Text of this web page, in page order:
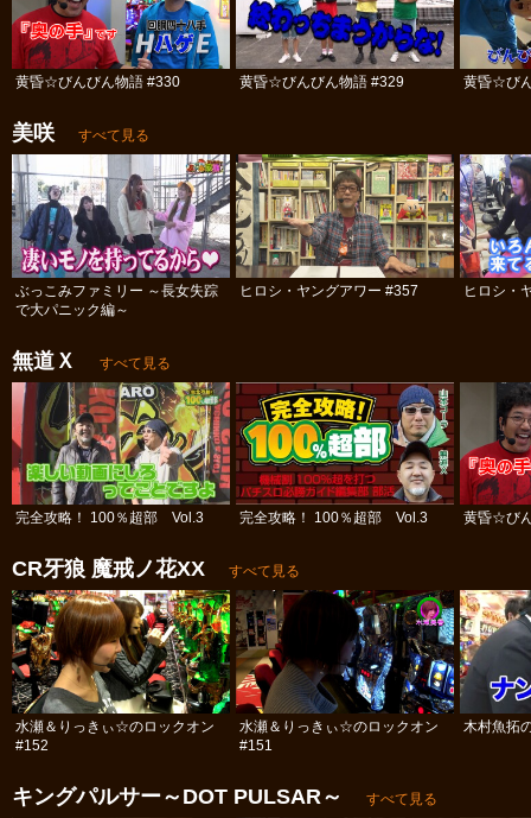
黄昏☆びんびん物語 #330 黄昏☆びんびん物語 #329 黄昏☆び
美咲 すべて見る
ぶっこみファミリー ～長女失踪
で大パニック編～
ヒロシ・ヤングアワー #357 ヒロシ・
無道Ｘ すべて見る
完全攻略！ 100％超部 Vol.3 完全攻略！ 100％超部 Vol.3 黄昏☆び
CR牙狼 魔戒ノ花XX すべて見る
水瀬＆りっきぃ☆のロックオン
#152
水瀬＆りっきぃ☆のロックオン
#151
木村魚拓
キングパルサー～DOT PULSAR～ すべて見る